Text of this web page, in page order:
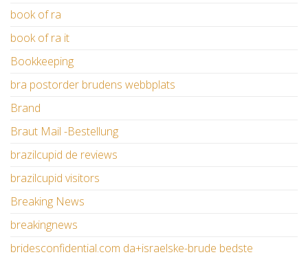
book of ra
book of ra it
Bookkeeping
bra postorder brudens webbplats
Brand
Braut Mail -Bestellung
brazilcupid de reviews
brazilcupid visitors
Breaking News
breakingnews
bridesconfidential.com da+israelske-brude bedste